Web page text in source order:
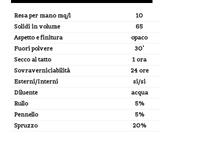
Resa per mano mq/l
10
Solidi in volume
65
Aspetto e finitura
opaco
Fuori polvere
30'
Secco al tatto
1 ora
Sovraverniciabilità
24 ore
Esterni/Interni
si/si
Diluente
acqua
Rullo
5%
Pennello
5%
Spruzzo
20%